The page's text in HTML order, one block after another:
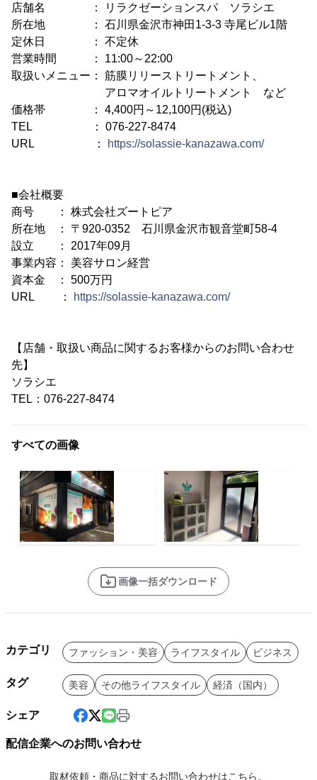
店舗名 ： リラクゼーションスパ ソラシエ
所在地 ： 石川県金沢市神田1-3-3 寺尾ビル1階
定休日 ： 不定休
営業時間 ： 11:00～22:00
取扱いメニュー： 筋膜リリーストリートメント、
アロマオイルトリートメント など
価格帯 ： 4,400円～12,100円(税込)
TEL ： 076-227-8474
URL ：
https://solassie-kanazawa.com/
■会社概要
商号 ： 株式会社ズートピア
所在地 ： 〒920-0352 石川県金沢市観音堂町58-4
設立 ： 2017年09月
事業内容： 美容サロン経営
資本金 ： 500万円
URL ：
https://solassie-kanazawa.com/
【店舗・取扱い商品に関するお客様からのお問い合わせ
先】
ソラシエ
TEL：076-227-8474
すべての画像
画像一括ダウンロード
カテゴリ ファッション・美容 ライフスタイル ビジネス
タグ 美容 その他ライフスタイル 経済（国内）
シェア
配信企業へのお問い合わせ
取材依頼・商品に対するお問い合わせはこちら。